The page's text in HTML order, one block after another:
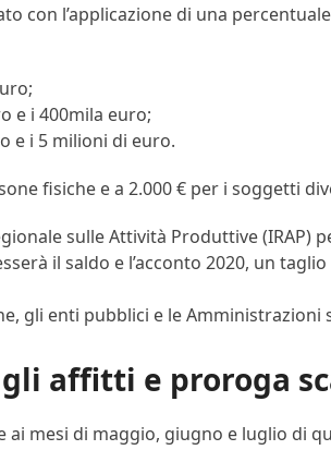
con l’applicazione di una percentuale
e i 400mila euro;
e i 5 milioni di euro.
fisiche e a 2.000 € per i soggetti
sulle Attività Produttive (IRAP)
il saldo e l’acconto 2020, un
gli enti pubblici e le Amministrazioni
affitti e proroga
mesi di maggio, giugno e luglio di